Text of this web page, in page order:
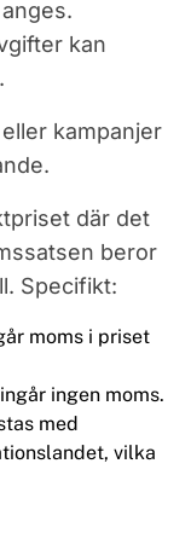
kan
kampanjer
där det
beror
Specifikt:
moms i priset
ingen moms.
med
vilka